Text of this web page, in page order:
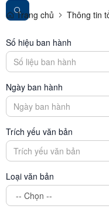
Trang chủ Thông tin
Số hiệu ban hành
Ngày ban hành
Trích yếu văn bản
Loại văn bản